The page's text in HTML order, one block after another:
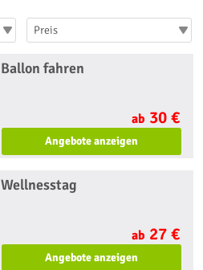
Preis
Ballon fahren
ab 30 €
Angebote anzeigen
Wellnesstag
ab 27 €
Angebote anzeigen